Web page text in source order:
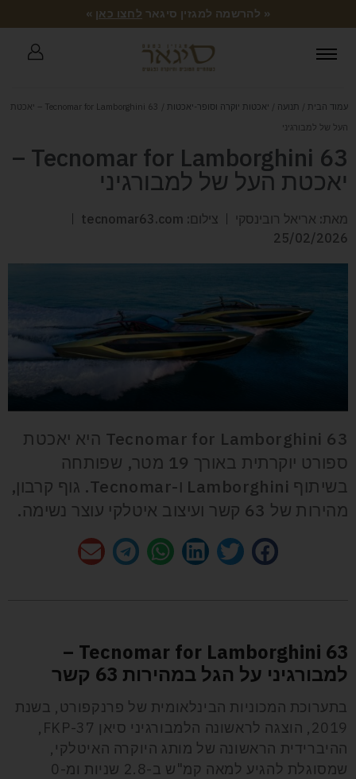
« להרשמה למגזין סיגאר לחצו כאן »
עמוד הבית / תנועה / יאכטות יוקרה וסופר-יאכטות
/ Tecnomar for Lamborghini 63 – יאכטת
העל של למבורגיני
Tecnomar for Lamborghini 63 –
יאכטת העל של למבורגיני
מאת: אריאל רובינסקי
צילום: tecnomar63.com
25/02/2026
Tecnomar for Lamborghini 63 היא יאכטת
ספורט יוקרתית באורך 19 מטר, שפותחה
בשיתוף Lamborghini ו-Tecnomar. גוף קרבון,
מהירות של 63 קשר ועיצוב איטלקי עוצר נשימה.
Tecnomar for Lamborghini 63 –
למבורגיני על הגל במהירות 63 קשר
בתערוכת המכוניות הבינלאומית של פרנקפורט, בשנת
2019, הוצגה לראשונה הלמבורגיני סיאן FKP-37,
ההיברידית הראשונה של מותג היוקרה האיטלקי,
שמסוגלת להגיע למאה קמ"ש ב-2.8 שניות ומ-0